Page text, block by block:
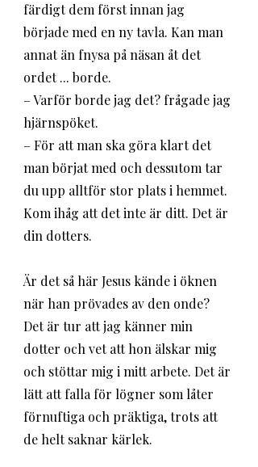
färdigt dem först innan jag
började med en ny tavla. Kan man
annat än fnysa på näsan åt det
ordet ... borde.
– Varför borde jag det? frågade jag
hjärnspöket.
– För att man ska göra klart det
man börjat med och dessutom tar
du upp alltför stor plats i hemmet.
Kom ihåg att det inte är ditt. Det är
din dotters.
Är det så här Jesus kände i öknen
när han prövades av den onde?
Det är tur att jag känner min
dotter och vet att hon älskar mig
och stöttar mig i mitt arbete. Det är
lätt att falla för lögner som låter
förnuftiga och präktiga, trots att
de helt saknar kärlek.